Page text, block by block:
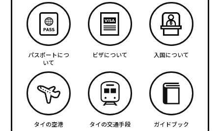
パスポートにつ
いて
ビザについて 入国について
タイの空港 タイの交通手段 ガイドブック